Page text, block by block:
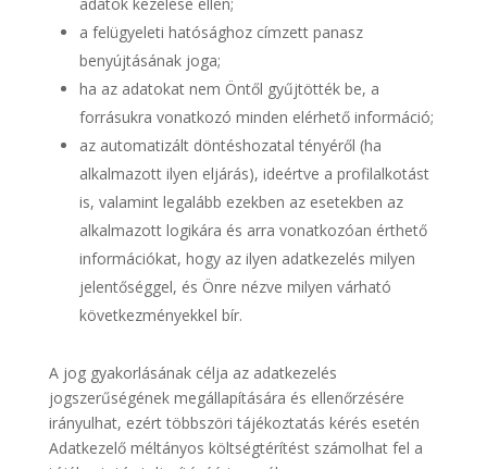
a felügyeleti hatósághoz címzett panasz
benyújtásának joga;
ha az adatokat nem Öntől gyűjtötték be, a
forrásukra vonatkozó minden elérhető információ;
az automatizált döntéshozatal tényéről (ha
alkalmazott ilyen eljárás), ideértve a profilalkotást
is, valamint legalább ezekben az esetekben az
alkalmazott logikára és arra vonatkozóan érthető
információkat, hogy az ilyen adatkezelés milyen
jelentőséggel, és Önre nézve milyen várható
következményekkel bír.
A jog gyakorlásának célja az adatkezelés
jogszerűségének megállapítására és ellenőrzésére
irányulhat, ezért többszöri tájékoztatás kérés esetén
Adatkezelő méltányos költségtérítést számolhat fel a